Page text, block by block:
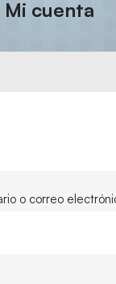
Mi cuenta
o correo